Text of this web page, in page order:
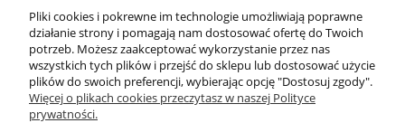
Pliki cookies i pokrewne im technologie umożliwiają poprawne
działanie strony i pomagają nam dostosować ofertę do Twoich
potrzeb. Możesz zaakceptować wykorzystanie przez nas
wszystkich tych plików i przejść do sklepu lub dostosować użycie
plików do swoich preferencji, wybierając opcję "Dostosuj zgody".
Więcej o plikach cookies przeczytasz w naszej Polityce
prywatności.